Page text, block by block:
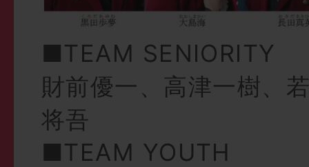
■TEAM SENIORITY
財前優一、高津一樹、
将吾
■TEAM YOUTH